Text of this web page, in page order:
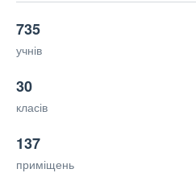
735
учнів
30
класів
137
приміщень